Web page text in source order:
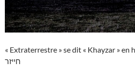
« Extraterrestre » se dit « Khayzar » en
חייזר